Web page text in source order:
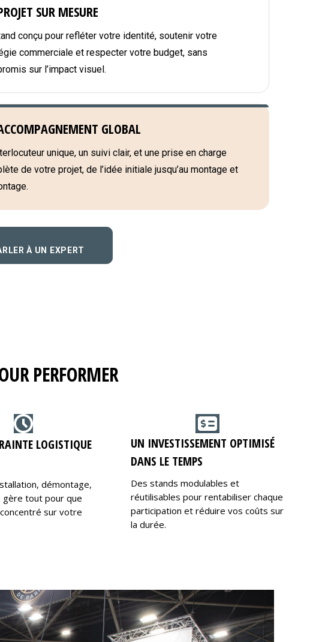
SUR MESURE
conçu pour refléter votre identité, soutenir votre
commerciale et respecter votre budget, sans
sur l’impact visuel.
GLOBAL
unique, un suivi clair, et une prise en charge
de votre projet, de l’idée initiale jusqu’au montage et
À UN EXPERT
PERFORMER
LOGISTIQUE
démontage,
gère tout pour que
sur votre
UN INVESTISSEMENT OPTIMISÉ
DANS LE TEMPS
Des stands modulables et
réutilisables pour rentabiliser chaque
participation et réduire vos coûts sur
la durée.